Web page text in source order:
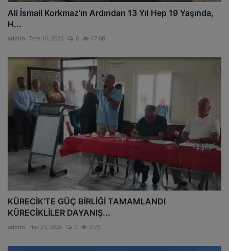
Ali İsmail Korkmaz’ın Ardından 13 Yıl Hep 19 Yaşında,
H...
admin Tem 10, 2026 0 17.6B
KÜRECİK’TE GÜÇ BİRLİĞİ TAMAMLANDI
KÜRECİKLİLER DAYANIŞ...
admin Haz 21, 2026 0 9.7B